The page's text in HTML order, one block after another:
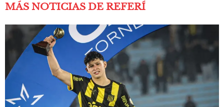
MÁS NOTICIAS DE REFERÍ